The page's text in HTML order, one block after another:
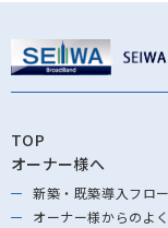
TOP
オーナー様へ
新築・既築導⼊フロー
オーナー様からのよ